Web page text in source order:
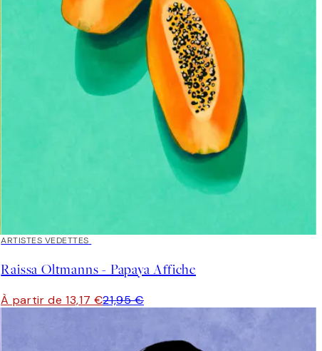
40%*
ARTISTES VEDETTES
Raissa Oltmanns - Papaya Affiche
À partir de 13,17 €21,95 €